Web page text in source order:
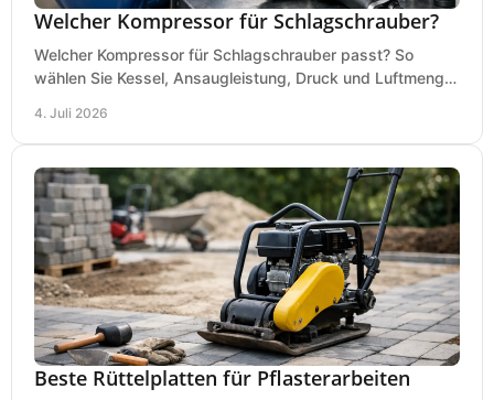
Welcher Kompressor für Schlagschrauber?
Welcher Kompressor für Schlagschrauber passt? So
wählen Sie Kessel, Ansaugleistung, Druck und Luftmenge
4. Juli 2026
Beste Rüttelplatten für Pflasterarbeiten